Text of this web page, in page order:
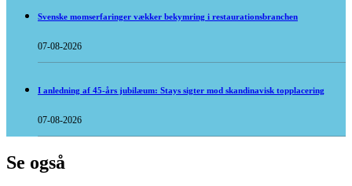
Svenske momserfaringer vækker bekymring i restaurationsbranchen
07-08-2026
I anledning af 45-års jubilæum: Stays sigter mod skandinavisk topplacering
07-08-2026
Se også